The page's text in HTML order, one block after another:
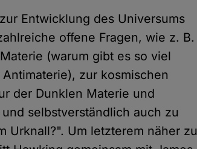
Entwicklung des Universums
offene Fragen, wie z. B.
(warum gibt es so viel
zur kosmischen
der Dunklen Materie und
selbstverständlich auch zu
Urknall?". Um letzterem näher zu